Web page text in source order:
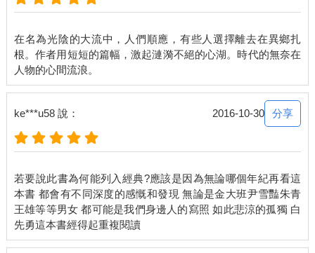
在名為光陰的大流中，人們順應，有些人選擇離去在異鄉扎
根。作者用短短的篇幅，激起漣漪不絕的心湖。時代的無奈在
ke***u58 說： 2016-10-30 分享
若要說此書為何能列入經典?應該是因為無論哪個年紀再看這
本書 都會有不同深度的感慨和發現 無論是金大班尹雪豔朱青
王雄等等男女 都可能是我們身邊人的寫照 如此悲涼的孤獨 白
先勇這本書經得起重複閱讀